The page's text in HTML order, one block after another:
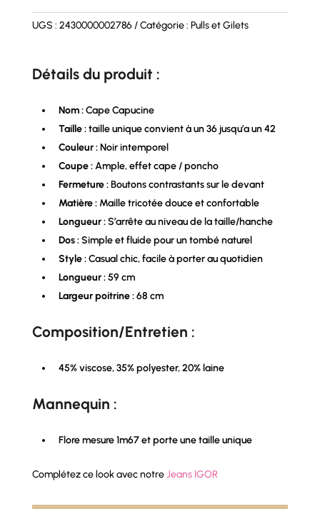
CAPUCINE
UGS : 2430000002786 Catégorie : Pulls et Gilets
Détails du produit :
Nom :Cape Capucine
Taille :taille unique convient à un 36 jusqu’a un 42
Couleur :Noir intemporel
Coupe :Ample, effet cape / poncho
Fermeture :Boutons contrastants sur le devant
Matière :Maille tricotée douce et confortable
Longueur :S’arrête au niveau de la taille/hanche
Dos :Simple et fluide pour un tombé naturel
Style :Casual chic, facile à porter au quotidien
Longueur :59 cm
Largeur poitrine :68 cm
Composition/Entretien :
45% viscose, 35% polyester, 20% laine
Mannequin :
Flore mesure 1m67 et porte une taille unique
Complétez ce look avec notreJeans IGOR